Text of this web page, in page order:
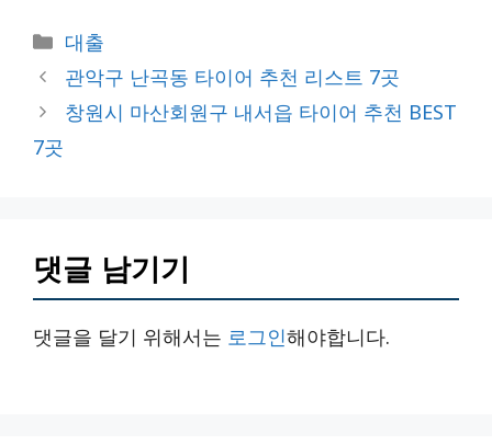
카
테
고
리
대출
관악구 난곡동 타이어 추천 리스트 7곳
창원시 마산회원구 내서읍 타이어 추천 BEST
7곳
댓글 남기기
댓글을 달기 위해서는 로그인해야합니다.